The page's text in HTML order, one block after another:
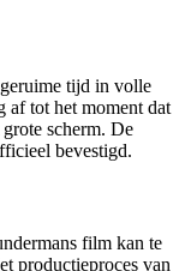
tijd in volle
af tot het moment dat
scherm. De
bevestigd.
film kan te
productieproces van